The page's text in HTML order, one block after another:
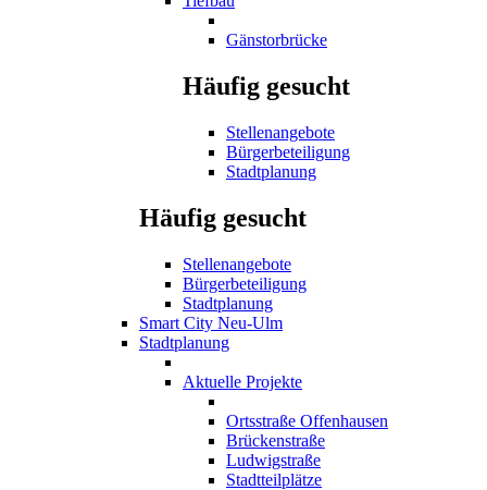
Gänstorbrücke
Häufig gesucht
Stellenangebote
Bürgerbeteiligung
Stadtplanung
Häufig gesucht
Stellenangebote
Bürgerbeteiligung
Stadtplanung
Smart City Neu-Ulm
Stadtplanung
Aktuelle Projekte
Ortsstraße Offenhausen
Brückenstraße
Ludwigstraße
Stadtteilplätze